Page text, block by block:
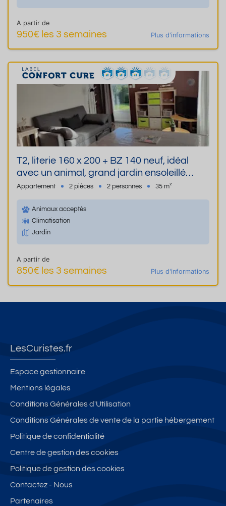
A partir de
950€ les 3 semaines Plus d'informations
T2, literie 160 x 200 + BZ 140 neuf, idéal
avec un animal, grand jardin ensoleillé
clôturé et ombragé, possible ranger vélos,
Appartement 2 pièces 2 personnes 35 m²
Animaux acceptés
Climatisation
Jardin
A partir de
850€ les 3 semaines Plus d'informations
LesCuristes.fr
Espace gestionnaire
Mentions légales
Conditions Générales d'Utilisation
Conditions Générales de vente de la partie hébergement
Politique de confidentialité
Centre de gestion des cookies
Politique de gestion des cookies
Contactez - Nous
Partenaires